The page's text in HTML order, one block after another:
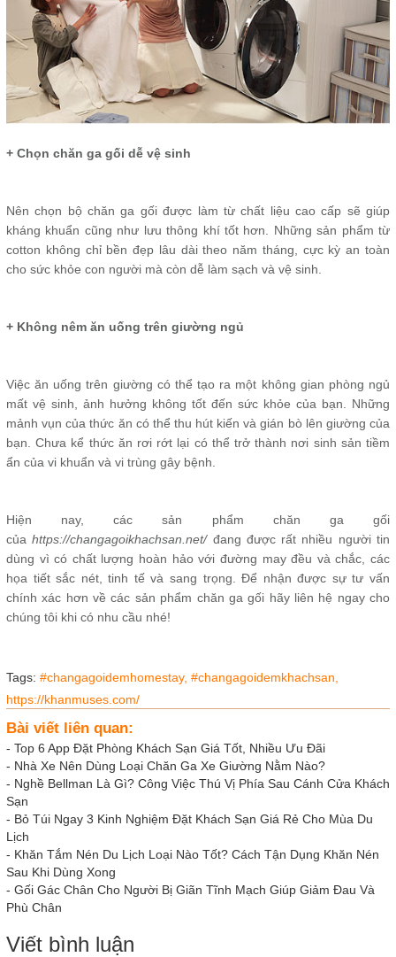
+ Chọn chăn ga gối dễ vệ sinh
Nên chọn bộ chăn ga gối được làm từ chất liệu cao cấp sẽ giúp
kháng khuẩn cũng như lưu thông khí tốt hơn. Những sản phẩm từ
cotton không chỉ bền đẹp lâu dài theo năm tháng, cực kỳ an toàn
cho sức khỏe con người mà còn dễ làm sạch và vệ sinh.
+ Không nêm ăn uống trên giường ngủ
Việc ăn uống trên giường có thể tạo ra một không gian phòng ngủ
mất vệ sinh, ảnh hưởng không tốt đến sức khỏe của bạn. Những
mảnh vụn của thức ăn có thể thu hút kiến và gián bò lên giường của
bạn. Chưa kể thức ăn rơi rớt lại có thể trở thành nơi sinh sản tiềm
ẩn của vi khuẩn và vi trùng gây bệnh.
Hiện nay, các sản phẩm chăn ga gối
củahttps://changagoikhachsan.net/đang được rất nhiều người tin
dùng vì có chất lượng hoàn hảo với đường may đều và chắc, các
họa tiết sắc nét, tinh tế và sang trọng. Để nhận được sự tư vấn
chính xác hơn về các sản phẩm chăn ga gối hãy liên hệ ngay cho
chúng tôi khi có nhu cầu nhé!
Tags: #changagoidemhomestay, #changagoidemkhachsan,
https://khanmuses.com/
Bài viết liên quan:
- Top 6 App Đặt Phòng Khách Sạn Giá Tốt, Nhiều Ưu Đãi
- Nhà Xe Nên Dùng Loại Chăn Ga Xe Giường Nằm Nào?
- Nghề Bellman Là Gì? Công Việc Thú Vị Phía Sau Cánh Cửa Khách
Sạn
- Bỏ Túi Ngay 3 Kinh Nghiệm Đặt Khách Sạn Giá Rẻ Cho Mùa Du
Lịch
- Khăn Tắm Nén Du Lịch Loại Nào Tốt? Cách Tận Dụng Khăn Nén
Sau Khi Dùng Xong
- Gối Gác Chân Cho Người Bị Giãn Tĩnh Mạch Giúp Giảm Đau Và
Phù Chân
Viết bình luận